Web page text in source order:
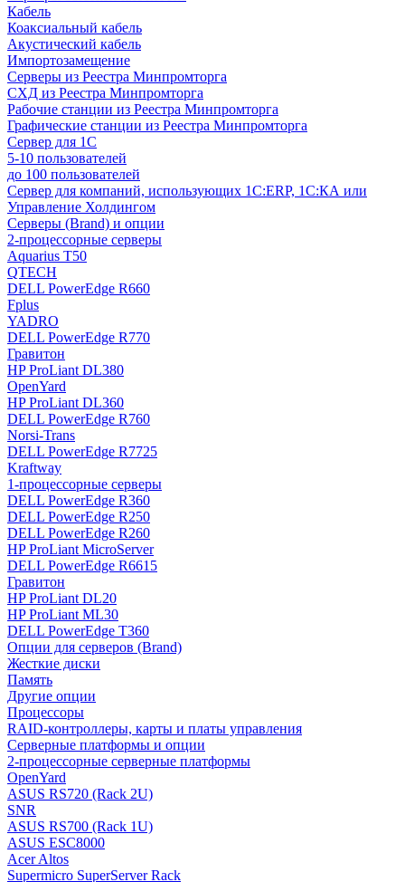
Кабель
Коаксиальный кабель
Акустический кабель
Импортозамещение
Серверы из Реестра Минпромторга
СХД из Реестра Минпромторга
Рабочие станции из Реестра Минпромторга
Графические станции из Реестра Минпромторга
Сервер для 1С
5-10 пользователей
до 100 пользователей
Сервер для компаний, использующих 1C:ERP, 1С:КА или
Управление Холдингом
Серверы (Brand) и опции
2-процессорные серверы
Aquarius T50
QTECH
DELL PowerEdge R660
Fplus
YADRO
DELL PowerEdge R770
Гравитон
HP ProLiant DL380
OpenYard
HP ProLiant DL360
DELL PowerEdge R760
Norsi-Trans
DELL PowerEdge R7725
Kraftway
1-процессорные серверы
DELL PowerEdge R360
DELL PowerEdge R250
DELL PowerEdge R260
HP ProLiant MicroServer
DELL PowerEdge R6615
Гравитон
HP ProLiant DL20
HP ProLiant ML30
DELL PowerEdge T360
Опции для серверов (Brand)
Жесткие диски
Память
Другие опции
Процессоры
RAID-контроллеры, карты и платы управления
Серверные платформы и опции
2-процессорные серверные платформы
OpenYard
ASUS RS720 (Rack 2U)
SNR
ASUS RS700 (Rack 1U)
ASUS ESC8000
Acer Altos
Supermicro SuperServer Rack